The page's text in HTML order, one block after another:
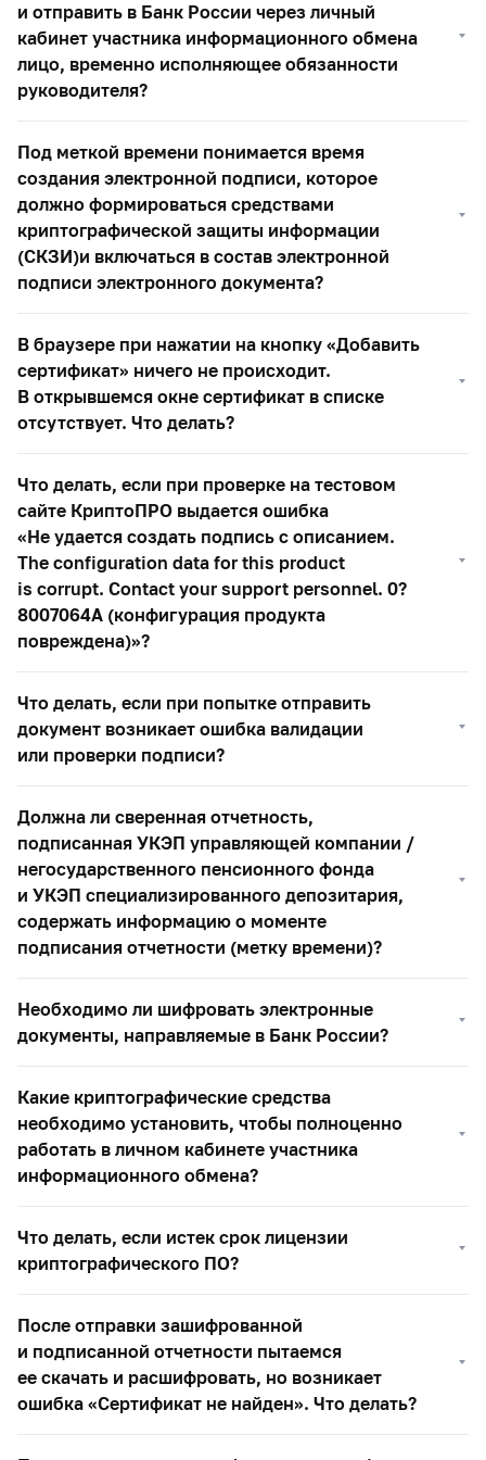
и отправить в Банк России через личный
кабинет участника информационного обмена
лицо, временно исполняющее обязанности
руководителя?
Под меткой времени понимается время
создания электронной подписи, которое
должно формироваться средствами
криптографической защиты информации
(СКЗИ)и включаться в состав электронной
подписи электронного документа?
В браузере при нажатии на кнопку «Добавить
сертификат» ничего не происходит.
В открывшемся окне сертификат в списке
отсутствует. Что делать?
Что делать, если при проверке на тестовом
сайте КриптоПРО выдается ошибка
«Не удается создать подпись с описанием.
The configuration data for this product
is corrupt. Contact your support personnel. 0?
8007064A (конфигурация продукта
повреждена)»?
Что делать, если при попытке отправить
документ возникает ошибка валидации
или проверки подписи?
Должна ли сверенная отчетность,
подписанная УКЭП управляющей компании /
негосударственного пенсионного фонда
и УКЭП специализированного депозитария,
содержать информацию о моменте
подписания отчетности (метку времени)?
Необходимо ли шифровать электронные
документы, направляемые в Банк России?
Какие криптографические средства
необходимо установить, чтобы полноценно
работать в личном кабинете участника
информационного обмена?
Что делать, если истек срок лицензии
криптографического ПО?
После отправки зашифрованной
и подписанной отчетности пытаемся
ее скачать и расшифровать, но возникает
ошибка «Сертификат не найден». Что делать?